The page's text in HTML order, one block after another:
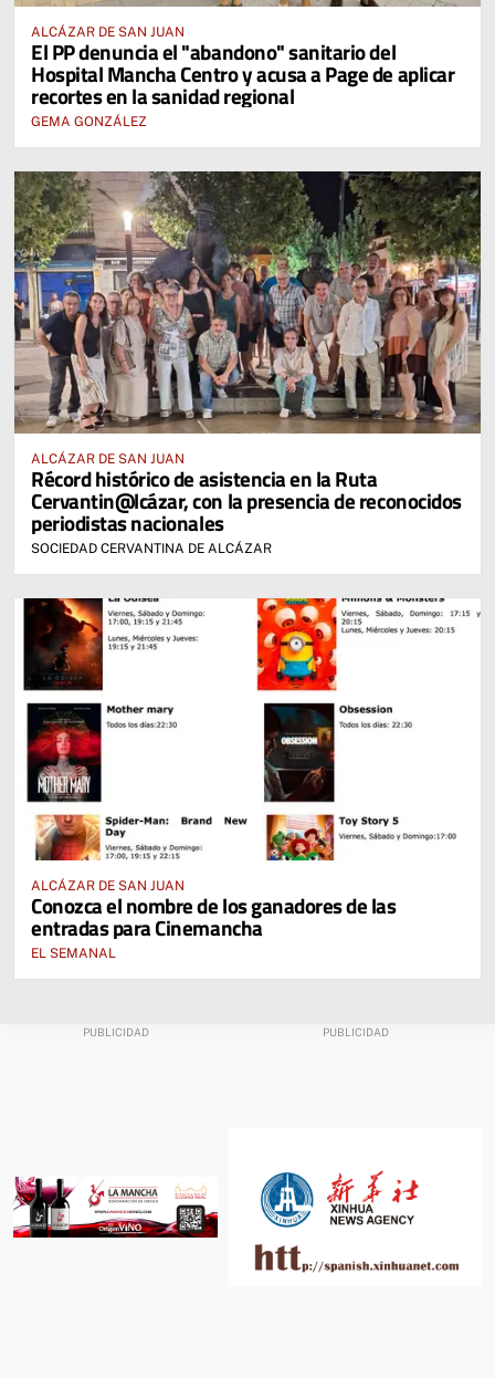
ALCÁZAR DE SAN JUAN
El PP denuncia el "abandono" sanitario del
Hospital Mancha Centro y acusa a Page de aplicar
recortes en la sanidad regional
GEMA GONZÁLEZ
ALCÁZAR DE SAN JUAN
Récord histórico de asistencia en la Ruta
Cervantin@lcázar, con la presencia de reconocidos
periodistas nacionales
SOCIEDAD CERVANTINA DE ALCÁZAR
ALCÁZAR DE SAN JUAN
Conozca el nombre de los ganadores de las
entradas para Cinemancha
EL SEMANAL